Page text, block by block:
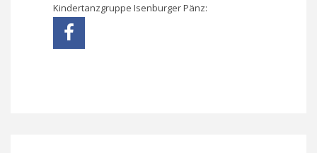
Kindertanzgruppe Isenburger Pänz: